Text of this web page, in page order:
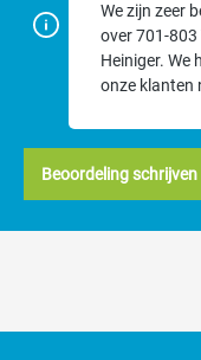
We zijn zeer
over 701-
Heiniger. We
onze klanten
Beoordeling schrijven